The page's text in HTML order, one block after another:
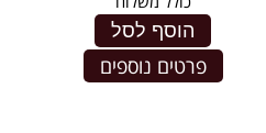
הוסף לסל
פרטים נוספים